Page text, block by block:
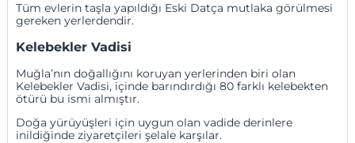
Tüm evlerin taşla yapıldığı Eski Datça mutlaka görülmesi
gereken yerlerdendir.
Kelebekler Vadisi
Muğla’nın doğallığını koruyan yerlerinden biri olan
Kelebekler Vadisi, içinde barındırdığı 80 farklı kelebekten
ötürü bu ismi almıştır.
Doğa yürüyüşleri için uygun olan vadide derinlere
inildiğinde ziyaretçileri şelale karşılar.